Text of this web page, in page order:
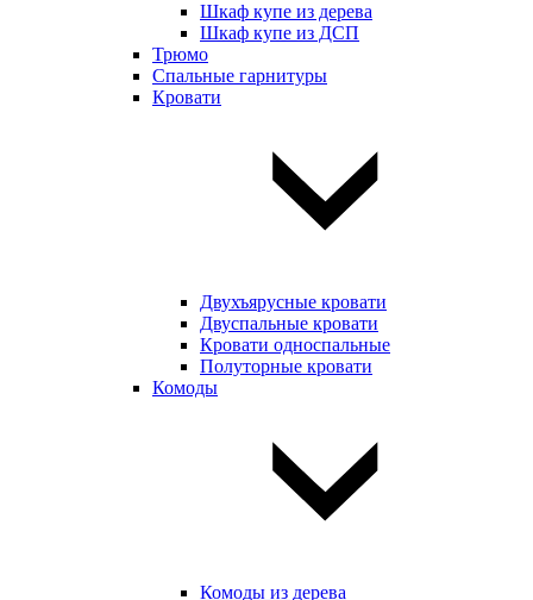
Шкаф купе из дерева
Шкаф купе из ДСП
Трюмо
Спальные гарнитуры
Кровати
Двухъярусные кровати
Двуспальные кровати
Кровати односпальные
Полуторные кровати
Комоды
Комоды из дерева